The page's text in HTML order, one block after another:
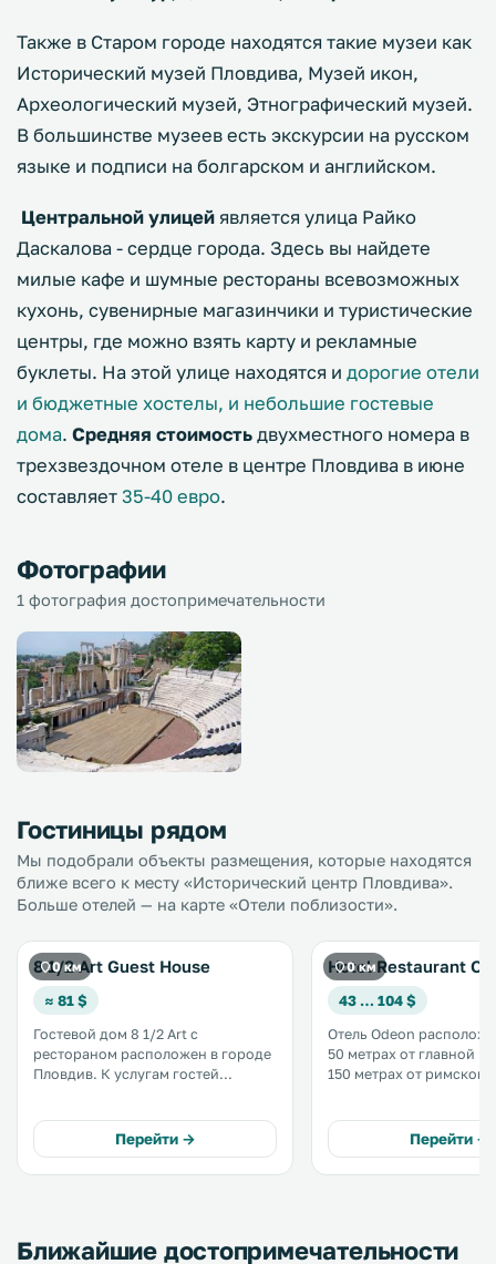
Также в Старом городе находятся такие музеи как
Исторический музей Пловдива, Музей икон,
Археологический музей, Этнографический музей.
В большинстве музеев есть экскурсии на русском
языке и подписи на болгарском и английском.
Центральной улицей является улица Райко
Даскалова - сердце города. Здесь вы найдете
милые кафе и шумные рестораны всевозможных
кухонь, сувенирные магазинчики и туристические
центры, где можно взять карту и рекламные
буклеты. На этой улице находятся и дорогие отели
и бюджетные хостелы, и небольшие гостевые
дома. Средняя стоимость двухместного номера в
трехзвездочном отеле в центре Пловдива в июне
составляет 35-40 евро.
Фотографии
1 фотография достопримечательности
Гостиницы рядом
Мы подобрали объекты размещения, которые находятся
ближе всего к месту «Исторический центр Пловдива».
Больше отелей — на карте «Отели поблизости».
0 км
8 1/2 Art Guest House
≈ 81 $
Гостевой дом 8 1/2 Art с
рестораном расположен в городе
Пловдив. К услугам гостей
парковке за пределами гостевого
дома необходимо заранее
бронировать (при наличии
Перейти →
0 км
Hotel Restaurant
43 … 104 $
Отель Odeon
50 метрах от главной
150 метрах от римского
а также бесплатный Wi-
Перейти →
Ближайшие достопримечательности